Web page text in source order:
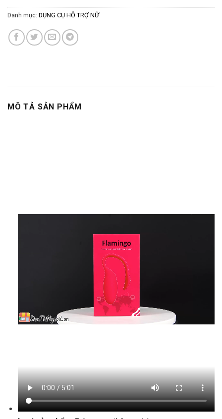
Danh mục: DỤNG CỤ HỖ TRỢ NỮ
MÔ TẢ SẢN PHẨM